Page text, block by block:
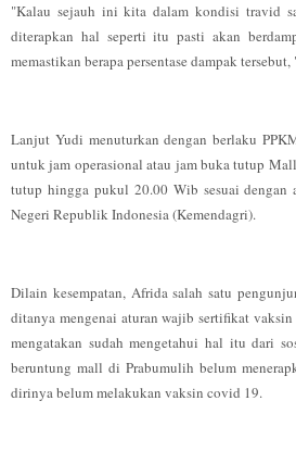
"Kalau sejauh ini kita dalam kondisi travid
diterapkan hal seperti itu pasti akan
memastikan berapa persentase dampak
Lanjut Yudi menuturkan dengan berlaku
untuk jam operasional atau jam buka tutup
tutup hingga pukul 20.00 Wib sesuai dengan
Negeri Republik Indonesia (Kemendagri).
Dilain kesempatan, Afrida salah satu
ditanya mengenai aturan wajib sertifikat
mengatakan sudah mengetahui hal itu dari
beruntung mall di Prabumulih belum
dirinya belum melakukan vaksin covid 19.